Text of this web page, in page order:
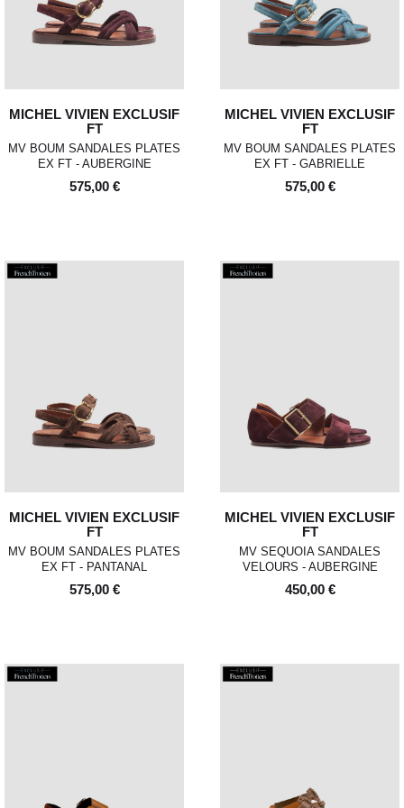
MICHEL VIVIEN EXCLUSIF
FT
MV BOUM SANDALES PLATES
EX FT - AUBERGINE
575,00 €
MICHEL VIVIEN EXCLUSIF
FT
MV BOUM SANDALES PLATES
EX FT - GABRIELLE
575,00 €
MICHEL VIVIEN EXCLUSIF
FT
MV BOUM SANDALES PLATES
EX FT - PANTANAL
575,00 €
MICHEL VIVIEN EXCLUSIF
FT
MV SEQUOIA SANDALES
VELOURS - AUBERGINE
450,00 €